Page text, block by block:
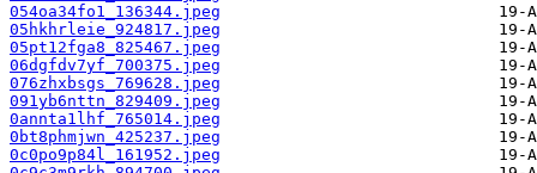
054oa34fo1_136344.jpeg
05hkhrleie_924817.jpeg
05pt12fga8_825467.jpeg
06dgfdv7yf_700375.jpeg
076zhxbsgs_769628.jpeg
091yb6nttn_829409.jpeg
0annta1lhf_765014.jpeg
0bt8phmjwn_425237.jpeg
0c0po9p84l_161952.jpeg